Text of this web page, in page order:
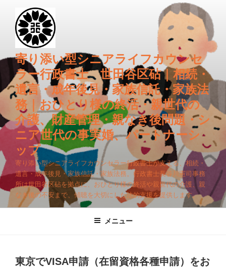
キ
プ
寄り添い型シニアライフカウンセ
ラー行政書士 世田谷区砧｜相続・
遺言・成年後見・家族信託・家族法
務｜おひとり様の終活・親世代の
介護、財産管理・親なき後問題・シ
ニア世代の事実婚、パートナーシ
ップ
寄り添い型シニアライフカウンセラー行政書士が支える、相続・
遺言・成年後見・家族信託・家族法務。行政書士長谷川憲司事務
所は世田谷区砧を拠点に、おひとり様の終活や親世代の介護、親
なき後の不安まで、傾聴を大切にした法的支援を提供します。
メニュー
東京でVISA申請（在留資格各種申請）をお